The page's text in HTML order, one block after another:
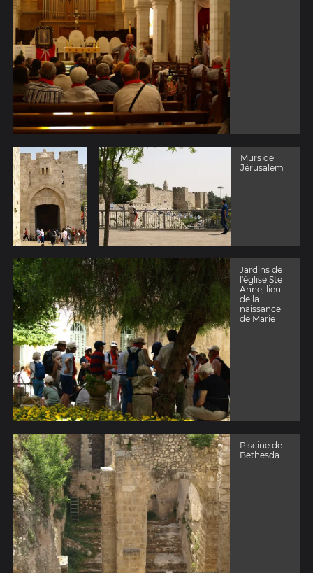
Murs de
Jérusalem
Jardins de
l'église Ste
Anne, lieu
de la
naissance
de Marie
Piscine de
Bethesda